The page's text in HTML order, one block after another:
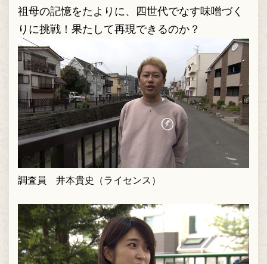
祖母の記憶をたよりに、四世代でなす味噌づく
りに挑戦！果たして再現できるのか？
調査員 井本貴史（ライセンス）